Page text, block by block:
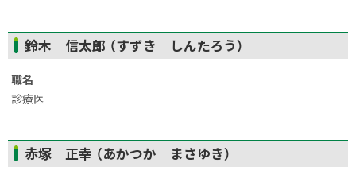
ト
ッ
プ
に
る
鈴木 信太郎 （すずき しんたろう）
職名
診療医
ト
ッ
赤塚 正幸 （あかつか まさゆき）